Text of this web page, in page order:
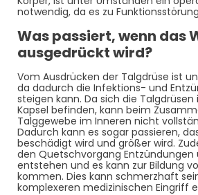
notwendig, da es zu
Was passiert, wenn das
ausgedrückt wird?
Vom Ausdrücken der Talgdrüse ist
da dadurch die Infektions- und
steigen kann. Da sich die
Kapsel befinden, kann beim
Talggewebe im Inneren nicht
Dadurch kann es sogar passieren,
beschädigt wird und größer wird.
den Quetschvorgang Entzündungen
entstehen und es kann zur Bildung
kommen. Dies kann schmerzhaft
komplexeren medizinischen Eingriff